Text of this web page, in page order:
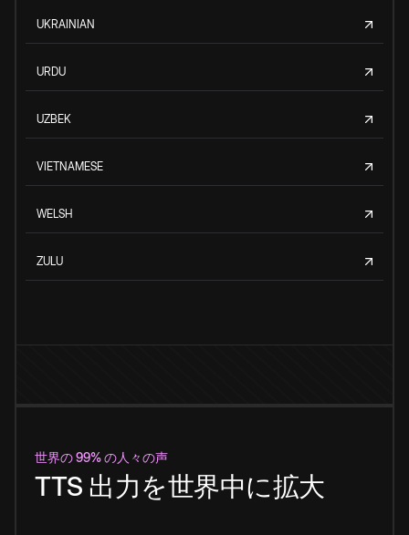
UKRAINIAN
URDU
UZBEK
VIETNAMESE
WELSH
ZULU
世界の 99% の人々の声
TTS 出力を世界中に拡大